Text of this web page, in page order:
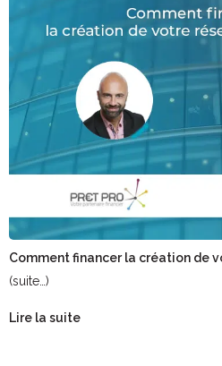
Comment financer la création de
(suite…)
Lire la suite